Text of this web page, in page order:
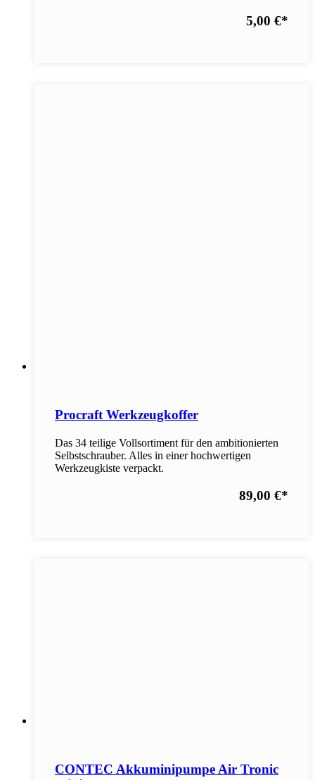
5,00 €*
Procraft Werkzeugkoffer
Das 34 teilige Vollsortiment für den ambitionierten
Selbstschrauber. Alles in einer hochwertigen
Werkzeugkiste verpackt.
89,00 €*
CONTEC Akkuminipumpe Air Tronic